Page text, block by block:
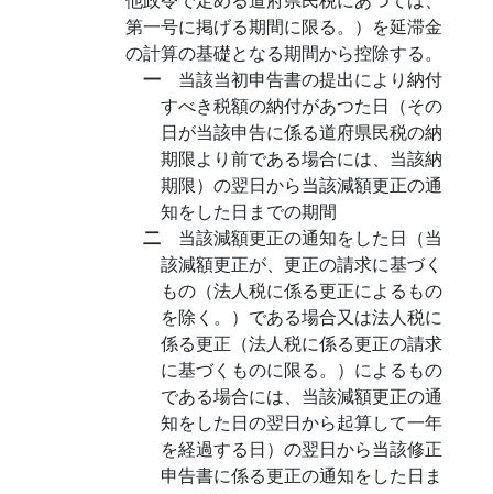
第一号に掲げる期間に限る。）を延滞金
の計算の基礎となる期間から控除する。
一 当該当初申告書の提出により納付
すべき税額の納付があつた日（その
日が当該申告に係る道府県民税の納
期限より前である場合には、当該納
期限）の翌日から当該減額更正の通
知をした日までの期間
二 当該減額更正の通知をした日（当
該減額更正が、更正の請求に基づく
もの（法人税に係る更正によるもの
を除く。）である場合又は法人税に
係る更正（法人税に係る更正の請求
に基づくものに限る。）によるもの
である場合には、当該減額更正の通
知をした日の翌日から起算して一年
を経過する日）の翌日から当該修正
申告書に係る更正の通知をした日ま